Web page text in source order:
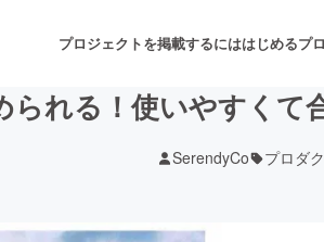
プロジェクトを掲載するにははじめるプ
られる！使いやすく
SerendyCo プロダ